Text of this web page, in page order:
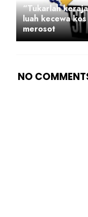
“Tukarlah
luah kecewa
merosot
NO